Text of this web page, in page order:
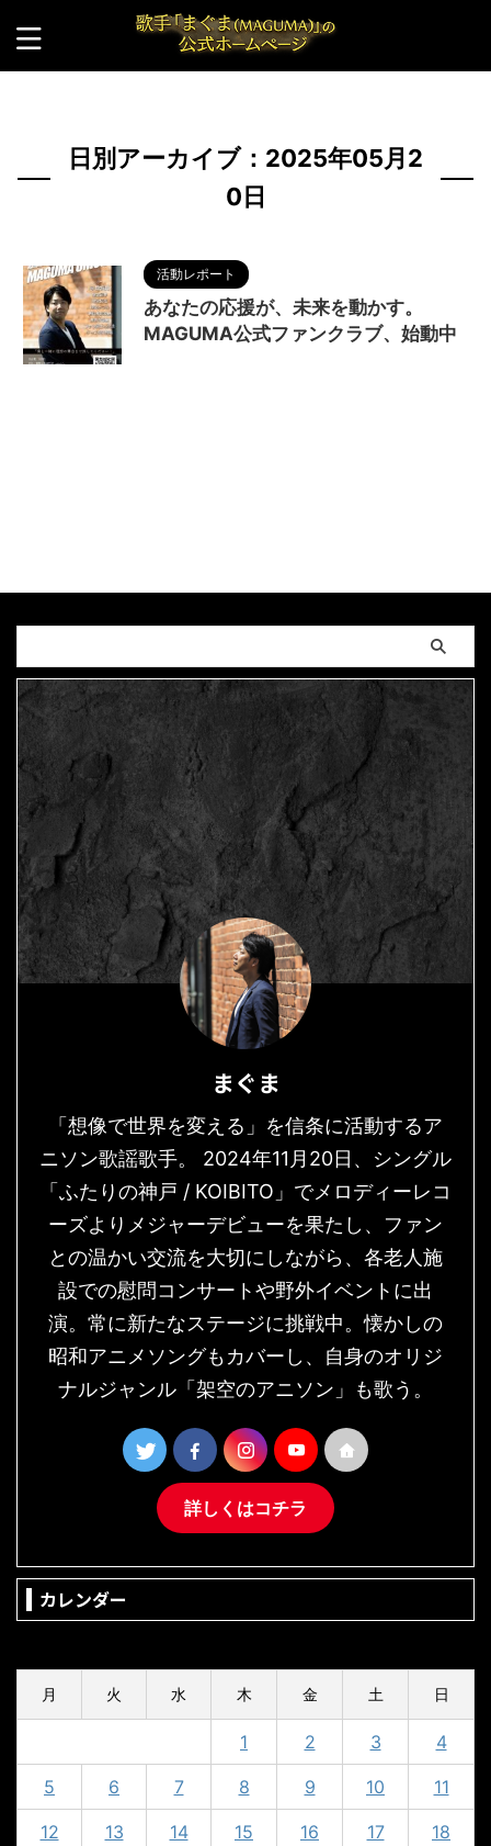
日別アーカイブ：2025年05月2
0日
活動レポート
あなたの応援が、未来を動かす。
MAGUMA公式ファンクラブ、始動中
まぐま
「想像で世界を変える」を信条に活動するア
ニソン歌謡歌手。 2024年11月20日、シングル
「ふたりの神戸 / KOIBITO」でメロディーレコ
ーズよりメジャーデビューを果たし、ファン
との温かい交流を大切にしながら、各老人施
設での慰問コンサートや野外イベントに出
演。常に新たなステージに挑戦中。懐かしの
昭和アニメソングもカバーし、自身のオリジ
ナルジャンル「架空のアニソン」も歌う。
詳しくはコチラ
カレンダー
月 火 水 木 金 土 日
1 2 3 4
5 6 7 8 9 10 11
12 13 14 15 16 17 18